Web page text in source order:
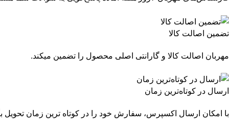
تضمین اصالت کالا
مهربان اصالت کالا و گارانتی اصلی محصول را تضمین میکند.
ارسال در کوتاه‌ترین زمان
با امکان ارسال اکسپرس، سفارش خود را در کوتاه ترین زمان تحویل